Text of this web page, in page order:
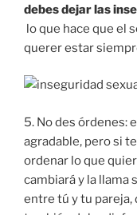
debes dejar las
lo que hace que el
querer estar
5. No des órdenes:
agradable, pero si
ordenar lo que
cambiará y la llama
entre tú y tu